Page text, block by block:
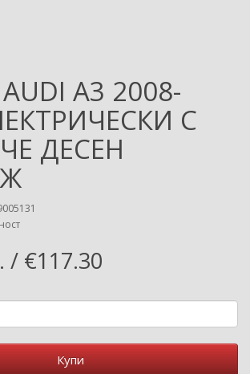
A3 2008-
С
ДЕСЕН
/ €117.30
Купи